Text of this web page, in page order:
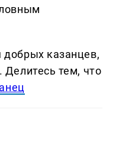
казанцев,
Делитеcь тем, что